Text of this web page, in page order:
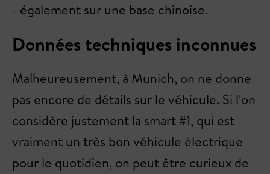
- également sur une base chinoise.
Données techniques inconnues
Malheureusement, à Munich, on ne donne
pas encore de détails sur le véhicule. Si l'on
considère justement la smart #1, qui est
vraiment un très bon véhicule électrique
pour le quotidien, on peut être curieux de